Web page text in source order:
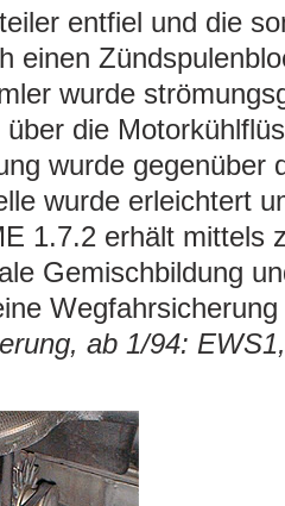
entfiel und die
einen
wurde
die
wurde gegenüber
wurde erleichtert
1.7.2 erhält mittels
Gemischbildung
ab 1/94: